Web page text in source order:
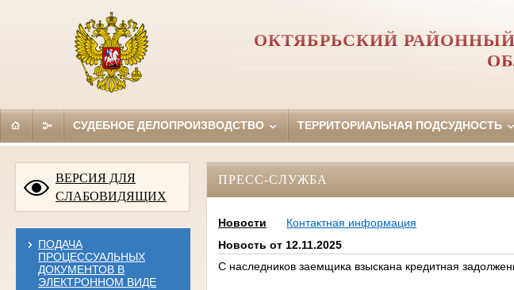
ОКТЯБРЬСКИЙ
СУДЕБНОЕ ДЕЛОПРОИЗВОДСТВО ТЕРРИТОРИАЛЬНАЯ ПОДСУДНОСТЬ
ВЕРСИЯ ДЛЯ
СЛАБОВИДЯЩИХ
ПОДАЧА
ПРОЦЕССУАЛЬНЫХ
ДОКУМЕНТОВ В
ЭЛЕКТРОННОМ ВИДЕ
ПРЕСС-СЛУЖБА
Новости
Контактная информация
Новость от 12.11.2025
С наследников заемщика взыскана кредитная